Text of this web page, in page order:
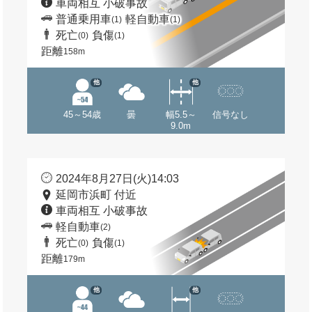
車両相互 小破事故
普通乗用車(1) 軽自動車(1)
死亡(0) 負傷(1)
距離158m
45～54歳
他
曇
幅5.5～
9.0m
他
信号なし
2024年8月27日(火)14:03
延岡市浜町 付近
車両相互 小破事故
軽自動車(2)
死亡(0) 負傷(1)
距離179m
他 他